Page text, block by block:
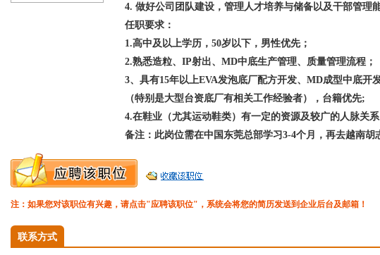
4. 做好公司团队建设，管理人才培养与储备以及干部管理
任职要求：
1.高中及以上学历，50岁以下，男性优先；
2.熟悉造粒、IP射出、MD中底生产管理、质量管理流程；
3、具有15年以上EVA发泡底厂配方开发、MD成型中底开
（特别是大型台资底厂有相关工作经验者），台籍优先;
4.在鞋业（尤其运动鞋类）有一定的资源及较广的人脉关
备注：此岗位需在中国东莞总部学习3-4个月，再去越南胡
注：如果您对该职位有兴趣，请点击"应聘该职位"，系统会将您的简历发送到企业后台及邮箱！
联系方式